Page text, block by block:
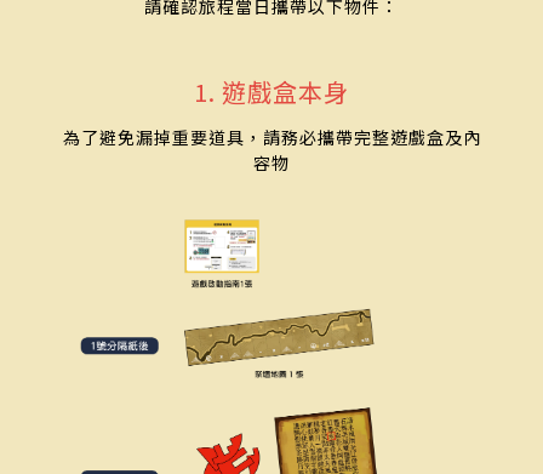
請確認旅程當日攜帶以下物件：
1. 遊戲盒本身
為了避免漏掉重要道具，請務必攜帶完整遊戲盒及內
容物